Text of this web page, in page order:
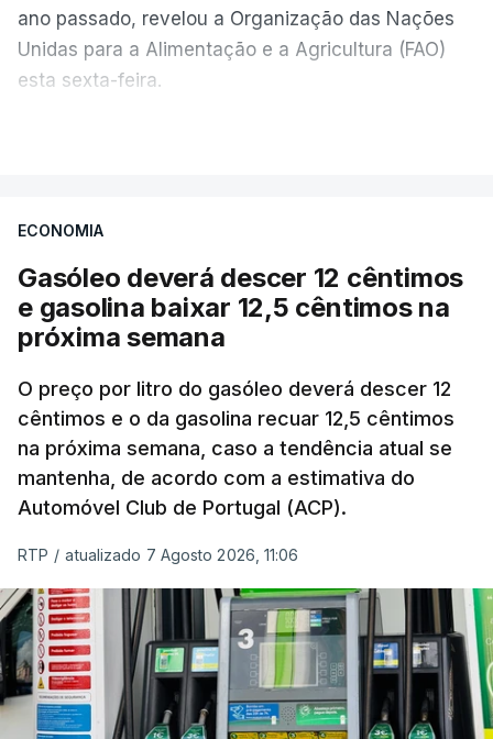
ano passado, revelou a Organização das Nações
Unidas para a Alimentação e a Agricultura (FAO)
esta sexta-feira.
com ondas de calor no Verão e conflitos na
Ucrânia e no Médio Oriente a elevar os
custos das colheitas.
O índice, que acompanha as variações mensais
de um cabaz de produtos alimentares
comercializados internacionalmente, subiu para
131,1 pontos em julho, face aos 130,3 de junho.
O aumento dos preços dos alimentos básicos
nas prateleiras nos meses seguintes, à medida
que os fornecedores repercutem os seus
custos nos consumidores.
Em julho, o aumento esteve associado aos preços
do açúcar (+5,6%), dos cereais (+3,4%) e dos
ECONOMIA
Gasóleo deverá descer 12 cêntimos
e gasolina baixar 12,5 cêntimos na
próxima semana
O preço por litro do gasóleo deverá descer 12
cêntimos e o da gasolina recuar 12,5 cêntimos
na próxima semana, caso a tendência atual se
mantenha, de acordo com a estimativa do
Automóvel Club de Portugal (ACP).
RTP / atualizado 7 Agosto 2026, 11:06